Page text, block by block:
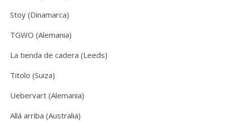
Stoy (Dinamarca)
TGWO (Alemania)
La tienda de cadera (Leeds)
Titolo (Suiza)
Uebervart (Alemania)
Allá arriba (Australia)